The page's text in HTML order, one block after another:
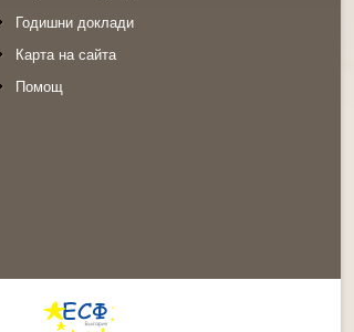
Годишни доклади
Карта на сайта
Помощ